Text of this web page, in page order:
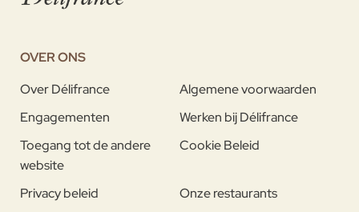
OVER ONS
Over Délifrance
Algemene voorwaarden
Engagementen
Werken bij Délifrance
Toegang tot de andere
website
Cookie Beleid
Privacy beleid
Onze restaurants